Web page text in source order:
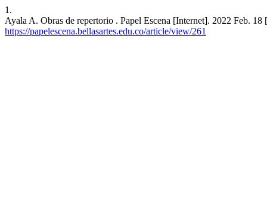
1.
Ayala A. Obras de repertorio . Papel Escena [Internet]. 2022 Feb.
https://papelescena.bellasartes.edu.co/article/view/261